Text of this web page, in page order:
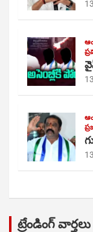
ట్రేండింగ్ వార్తలు